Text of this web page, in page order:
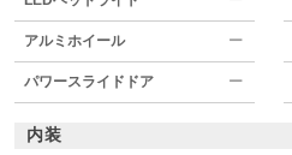
アルミホイール ー
パワースライドドア ー
内装